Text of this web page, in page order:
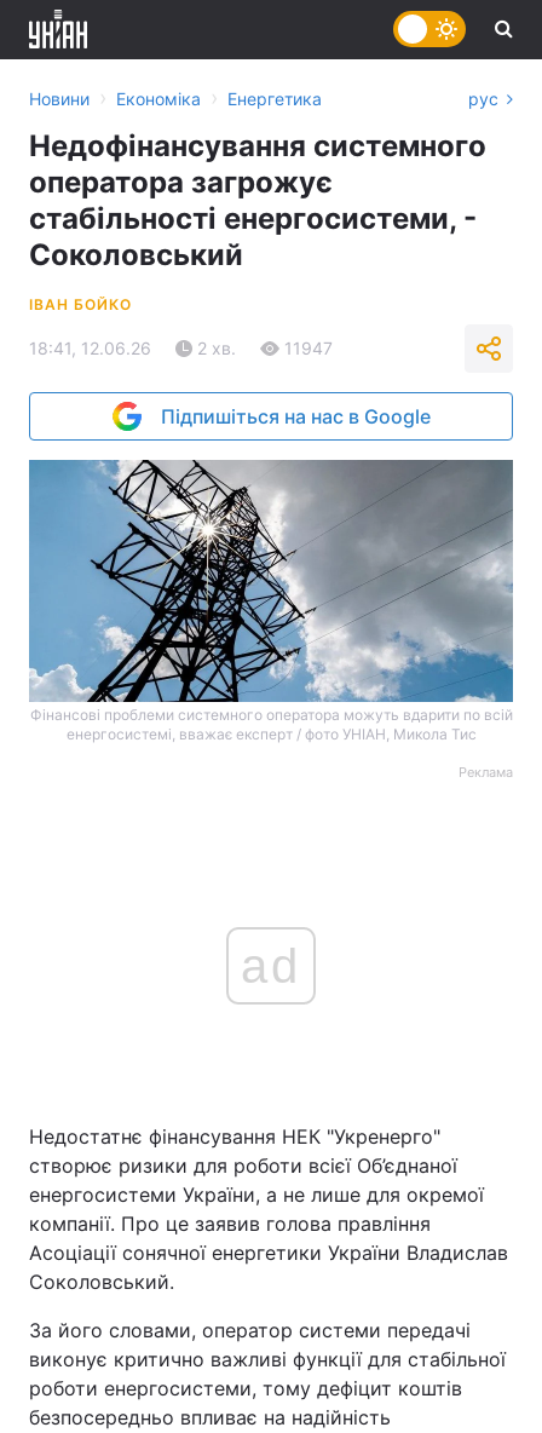
Головна Війна
Україна Політика
Економіка
Наука
Техно і зв'язок Лайт
Новини › Економіка › Енергетика рус
Недофінансування системного
оператора загрожує
стабільності енергосистеми, -
Соколовський
ІВАН БОЙКО
18:41, 12.06.26 2 хв. 11947
Підпишіться на нас в Google
Фінансові проблеми системного оператора можуть вдарити по всій
енергосистемі, вважає експерт / фото УНІАН, Микола Тис
Реклама
ad
Недостатнє фінансування НЕК "Укренерго"
створює ризики для роботи всієї Об’єднаної
енергосистеми України, а не лише для окремої
компанії. Про це заявив голова правління
Асоціації сонячної енергетики України Владислав
Соколовський.
За його словами, оператор системи передачі
виконує критично важливі функції для стабільної
роботи енергосистеми, тому дефіцит коштів
безпосередньо впливає на надійність